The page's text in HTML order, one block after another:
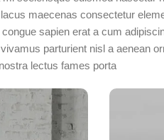
maecenas consectetur
sapien erat a cum
parturient nisl a aenean
lectus fames porta.